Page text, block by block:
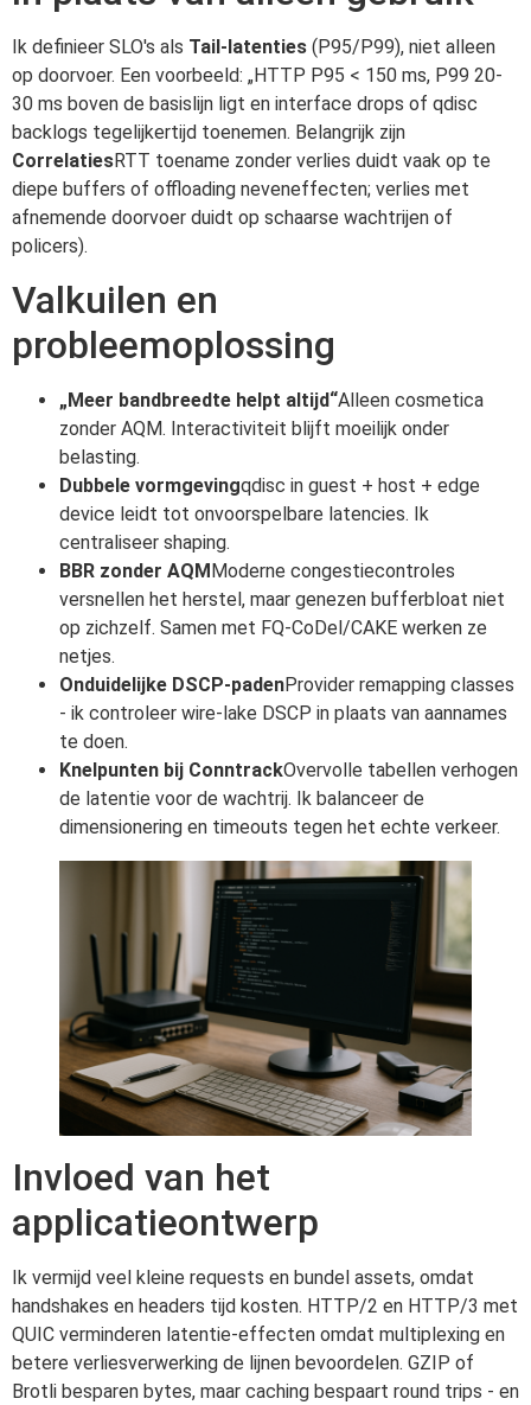
Ik definieer SLO's als Tail-latenties (P95/P99), niet alleen
op doorvoer. Een voorbeeld: „HTTP P95 < 150 ms, P99 20-
30 ms boven de basislijn ligt en interface drops of qdisc
backlogs tegelijkertijd toenemen. Belangrijk zijn
CorrelatiesRTT toename zonder verlies duidt vaak op te
diepe buffers of offloading neveneffecten; verlies met
afnemende doorvoer duidt op schaarse wachtrijen of
policers).
Valkuilen en
probleemoplossing
„Meer bandbreedte helpt altijd“Alleen cosmetica
zonder AQM. Interactiviteit blijft moeilijk onder
belasting.
Dubbele vormgevingqdisc in guest + host + edge
device leidt tot onvoorspelbare latencies. Ik
centraliseer shaping.
BBR zonder AQM Moderne congestiecontroles
versnellen het herstel, maar genezen bufferbloat niet
op zichzelf. Samen met FQ-CoDel/CAKE werken ze
netjes.
Onduidelijke DSCP-padenProvider remapping classes
- ik controleer wire-lake DSCP in plaats van aannames
te doen.
Knelpunten bij ConntrackOvervolle tabellen verhogen
de latentie voor de wachtrij. Ik balanceer de
dimensionering en timeouts tegen het echte verkeer.
Invloed van het
applicatieontwerp
Ik vermijd veel kleine requests en bundel assets, omdat
handshakes en headers tijd kosten. HTTP/2 en HTTP/3 met
QUIC verminderen latentie-effecten omdat multiplexing en
betere verliesverwerking de lijnen bevoordelen. GZIP of
Brotli besparen bytes, maar caching bespaart round trips - en